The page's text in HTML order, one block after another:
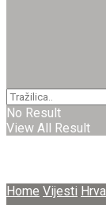
No Result
View All Result
Home Vijesti